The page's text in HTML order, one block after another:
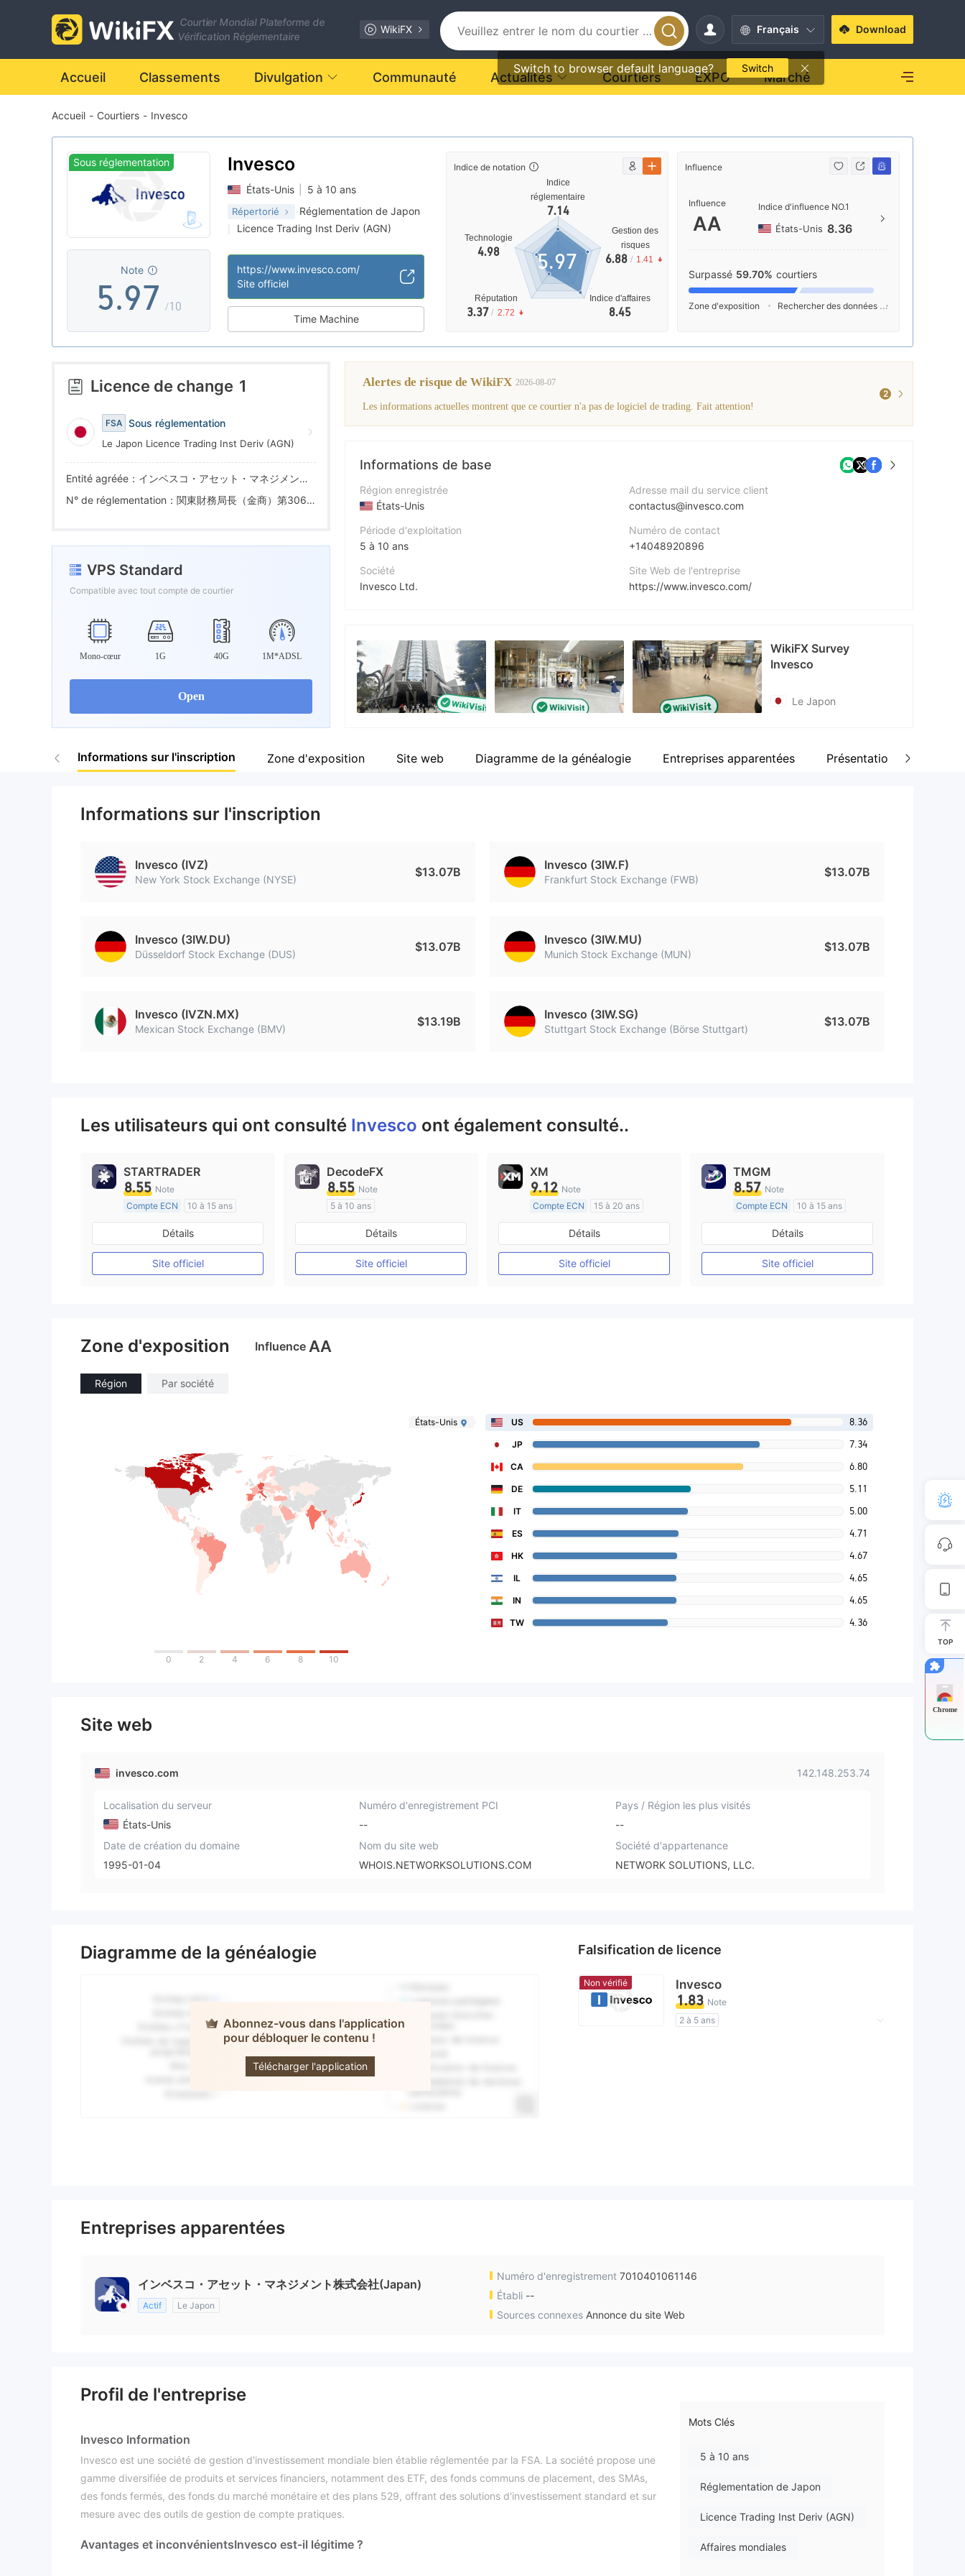
Courtier Mondial Plateforme de
Vérification Réglementaire
WikiFX Français
Switch to browser default language? Switch
Download
Accueil Classements Divulgation Communauté Actualités Courtiers EXPO Marché
Accueil - Courtiers - Invesco
Sous réglementation
Note
0
1
2
3
4
5
6
7
8
9
.
3
4
5
6
7
8
9
1
2
3
4
5
6
7
8
9
/10
Invesco
États-Unis 5 à 10 ans
Répertorié Réglementation de Japon
Licence Trading Inst Deriv (AGN)
Risque potentiel moyen
https://www.invesco.com/
Site officiel
Time Machine
Indice de notation
Indice
réglementaire
7.14
Technologie
4.98
Réputation
3.37 / 2.72
Indice d'affaires
8.45
Gestion des
risques
6.88 / 1.41
5.97
Influence
Influence
AA
Indice d'influence NO.1
États-Unis 8.36
Surpassé 59.70% courtiers
Zone d'exposition Rechercher des données
Licence de change 1
FSA Sous réglementation
Le Japon Licence Trading Inst Deriv (AGN)
Entité agréée：インベスコ・アセット・マネジメント株式会社
N° de réglementation：関東財務局長（金商）第306号
VPS Standard
Compatible avec tout compte de courtier
Mono-cœur 1G 40G 1M*ADSL
Open
Alertes de risque de WikiFX 2026-08-07
Les informations actuelles montrent que ce courtier n'a pas de logiciel de trading. Fait attention!
2
Informations de base
Région enregistrée
États-Unis
Période d'exploitation
5 à 10 ans
Société
Invesco Ltd.
Personnel
--
Adresse mail du service client
contactus@invesco.com
Numéro de contact
+14048920896
Site Web de l'entreprise
https://www.invesco.com/
Linkedin
https://linkedin.com/company/Invesco-ltd
WikiFX Survey
Invesco
Le Japon
Informations sur l'inscription Zone d'exposition Site web Diagramme de la généalogie Entreprises apparentées Présentation de
Informations sur l'inscription
Invesco (IVZ)
New York Stock Exchange (NYSE)
$13.07B Invesco (3IW.F)
Frankfurt Stock Exchange (FWB)
$13.07B
Invesco (3IW.DU)
Düsseldorf Stock Exchange (DUS)
$13.07B Invesco (3IW.MU)
Munich Stock Exchange (MUN)
$13.07B
Invesco (IVZN.MX)
Mexican Stock Exchange (BMV)
$13.19B Invesco (3IW.SG)
Stuttgart Stock Exchange (Börse Stuttgart)
$13.07B
Les utilisateurs qui ont consulté Invesco ont également consulté..
STARTRADER
8.55 Note
Compte ECN
10 à 15 ans
Réglementation de Australie
Market Making (MM)
Etiquette principale MT4
Détails
Site officiel
DecodeFX
8.55 Note
5 à 10 ans
Réglementation de Australie
Market Making (MM)
Etiquette principale MT4
Détails
Site officiel
XM
9.12 Note
Compte ECN
15 à 20 ans
Réglementation de Australie
Market Making (MM)
Etiquette principale MT4
Détails
Site officiel
TMGM
8.57 Note
Compte ECN
10 à 15 ans
Réglementation de Australie
Market Making (MM)
Etiquette principale MT4
Détails
Site officiel
Zone d'exposition Influence AA
Région Par société
0 2 4 6 8 10
États-Unis US 8.36
JP 7.34
CA 6.80
DE 5.11
IT 5.00
ES 4.71
HK 4.67
IL 4.65
IN 4.65
TW 4.36
Site web
invesco.com 142.148.253.74
Localisation du serveur
États-Unis
Numéro d'enregistrement PCI
--
Pays / Région les plus visités
--
Date de création du domaine
1995-01-04
Nom du site web
WHOIS.NETWORKSOLUTIONS.COM
Société d'appartenance
NETWORK SOLUTIONS, LLC.
Diagramme de la généalogie
Abonnez-vous dans l'application
pour débloquer le contenu !
Télécharger l'application
Invesco
Falsification de licence
Non vérifié Invesco
1.83 Note
2 à 5 ans
Entreprises apparentées
インベスコ・アセット・マネジメント株式会社(Japan)
Actif Le Japon
Numéro d'enregistrement 7010401061146
Établi --
Sources connexes Annonce du site Web
Profil de l'entreprise
Invesco Information
Invesco est une société de gestion d'investissement mondiale bien établie réglementée par la FSA. La société propose une
gamme diversifiée de produits et services financiers, notamment des ETF, des fonds communs de placement, des SMAs,
des fonds fermés, des fonds du marché monétaire et des plans 529, offrant des solutions d'investissement standard et sur
mesure avec des outils de gestion de compte pratiques.
Avantages et inconvénientsInvesco est-il légitime ?
Mots Clés
5 à 10 ans
Réglementation de Japon
Licence Trading Inst Deriv (AGN)
Affaires mondiales
TOP
Chrome